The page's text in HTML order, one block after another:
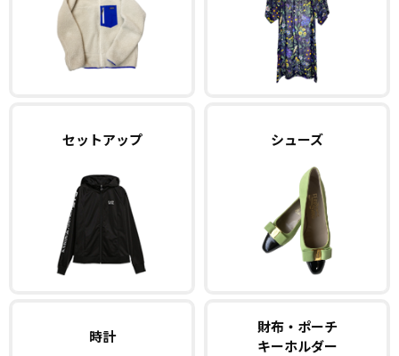
セットアップ シューズ
時計
財布・ポーチ
キーホルダー